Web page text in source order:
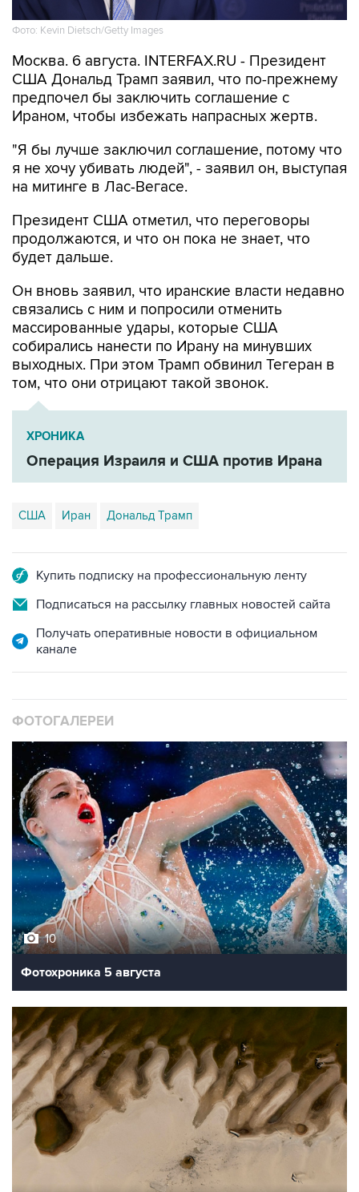
Фото: Kevin Dietsch/Getty Images
Москва. 6 августа. INTERFAX.RU - Президент
США Дональд Трамп заявил, что по-прежнему
предпочел бы заключить соглашение с
Ираном, чтобы избежать напрасных жертв.
"Я бы лучше заключил соглашение, потому что
я не хочу убивать людей", - заявил он, выступая
на митинге в Лас-Вегасе.
Президент США отметил, что переговоры
продолжаются, и что он пока не знает, что
будет дальше.
Он вновь заявил, что иранские власти недавно
связались с ним и попросили отменить
массированные удары, которые США
собирались нанести по Ирану на минувших
выходных. При этом Трамп обвинил Тегеран в
том, что они отрицают такой звонок.
ХРОНИКА
Операция Израиля и США против Ирана
США Иран Дональд Трамп
Купить подписку на профессиональную ленту
Подписаться на рассылку главных новостей сайта
Получать оперативные новости в официальном
канале
ФОТОГАЛЕРЕИ
10
Фотохроника 5 августа